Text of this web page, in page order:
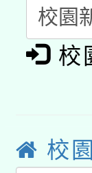
「
有
用
桃
校
校